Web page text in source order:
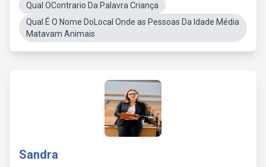
Qual OContrario Da Palavra Criança
Qual É O Nome DoLocal Onde as Pessoas Da Idade Média
Matavam Animais
Sandra